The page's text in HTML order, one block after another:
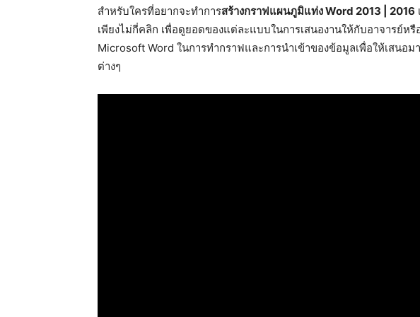
สำหรับใครที่อยากจะทำการสร้างกราฟแผนภูมิแท่ง Word 2013 | 2016
เพียงไม่กี่คลิก เพื่อดูยอดของแต่ละแบบในการเสนองานให้กับอาจารย์ห
Microsoft Word ในการทำกราฟและการนำเข้าของข้อมูลเพื่อให้เสน
ต่างๆ